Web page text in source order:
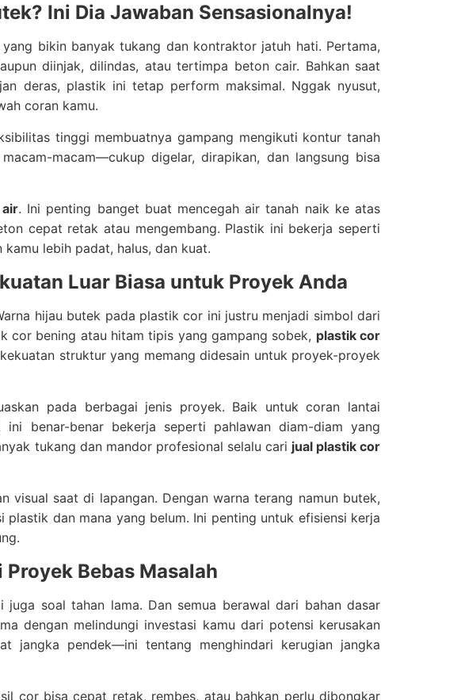
Ini Dia Jawaban Sensasionalnya!
bikin banyak tukang dan kontraktor jatuh hati. Pertama,
diinjak, dilindas, atau tertimpa beton cair. Bahkan saat
deras, plastik ini tetap perform maksimal. Nggak nyusut,
coran kamu.
tinggi membuatnya gampang mengikuti kontur tanah
macam—cukup digelar, dirapikan, dan langsung bisa
. Ini penting banget buat mencegah air tanah naik ke atas
cepat retak atau mengembang. Plastik ini bekerja seperti
lebih padat, halus, dan kuat.
Luar Biasa untuk Proyek Anda
hijau butek pada plastik cor ini justru menjadi simbol dari
cor bening atau hitam tipis yang gampang sobek, plastik cor
struktur yang memang didesain untuk proyek-proyek
pada berbagai jenis proyek. Baik untuk coran lantai
benar-benar bekerja seperti pahlawan diam-diam yang
tukang dan mandor profesional selalu cari jual plastik cor
visual saat di lapangan. Dengan warna terang namun butek,
dan mana yang belum. Ini penting untuk efisiensi kerja
Bebas Masalah
soal tahan lama. Dan semua berawal dari bahan dasar
dengan melindungi investasi kamu dari potensi kerusakan
jangka pendek—ini tentang menghindari kerugian jangka
cor bisa cepat retak, rembes, atau bahkan perlu dibongkar